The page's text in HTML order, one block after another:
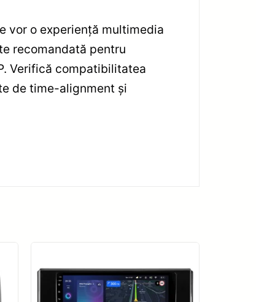
vor o experiență multimedia
recomandată pentru
Verifică compatibilitatea
de time-alignment și